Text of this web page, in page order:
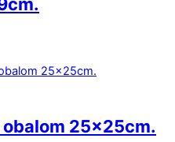
25x25cm.